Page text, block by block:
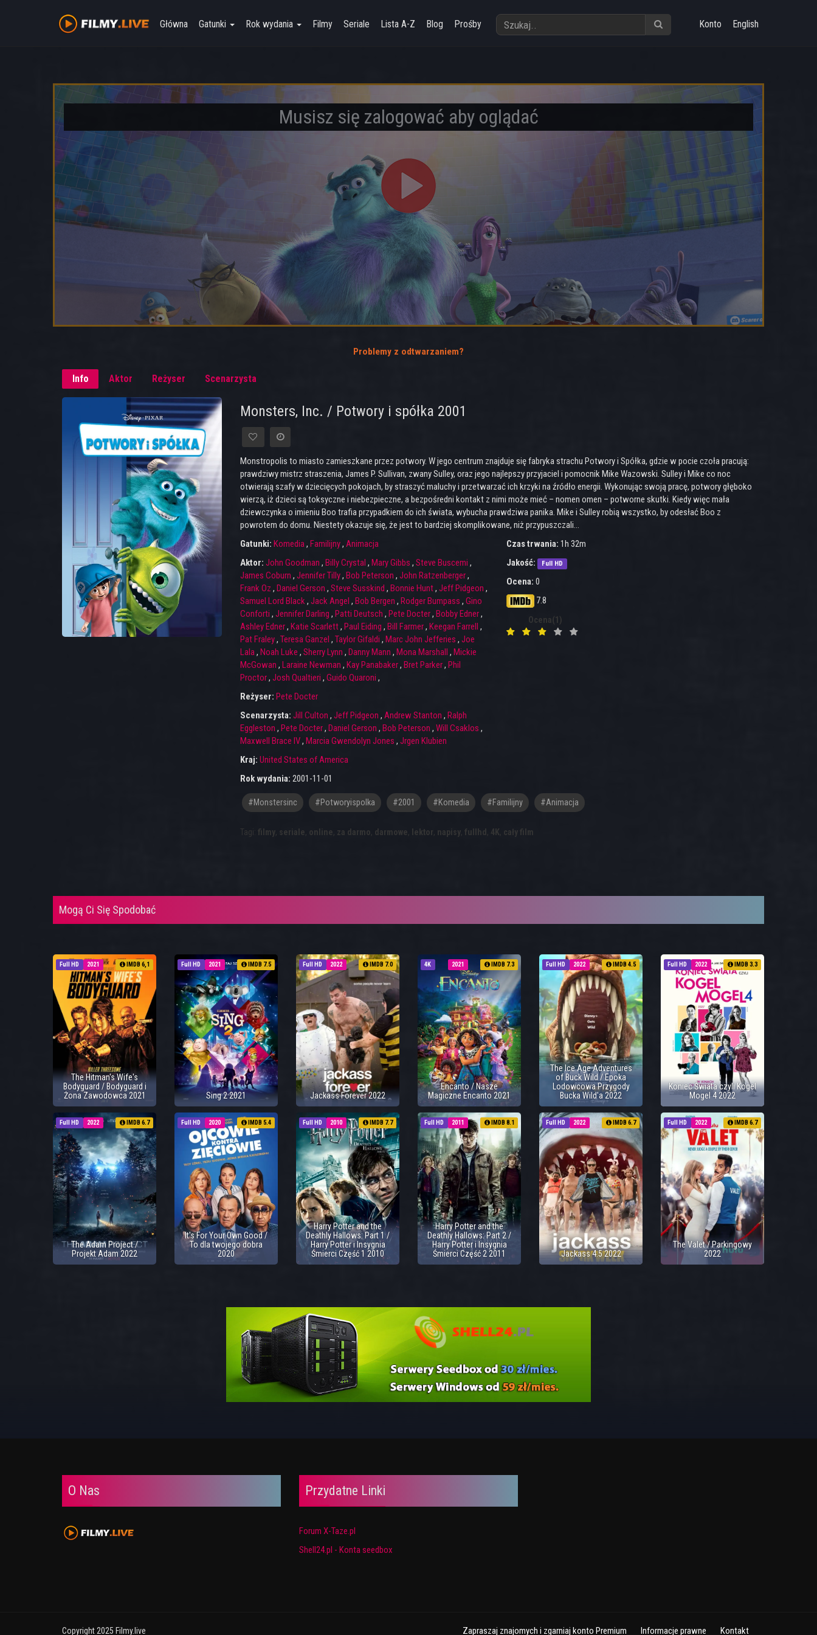
Główna Gatunki Rok wydania Filmy Seriale Lista A-Z Blog Prośby Konto English
Musisz się zalogować aby oglądać
Problemy z odtwarzaniem?
Info Aktor Reżyser Scenarzysta
Monsters, Inc. / Potwory i spółka 2001
Monstropolis to miasto zamieszkane przez potwory. W jego centrum znajduje się fabryka strachu Potwory i Spółka, gdzie w pocie czoła pracują:
prawdziwy mistrz straszenia, James P. Sullivan, zwany Sulley, oraz jego najlepszy przyjaciel i pomocnik Mike Wazowski. Sulley i Mike co noc
otwierają szafy w dziecięcych pokojach, by straszyć maluchy i przetwarzać ich krzyki na źródło energii. Wykonując swoją pracę, potwory głęboko
wierzą, iż dzieci są toksyczne i niebezpieczne, a bezpośredni kontakt z nimi może mieć – nomen omen – potworne skutki. Kiedy więc mała
dziewczynka o imieniu Boo trafia przypadkiem do ich świata, wybucha prawdziwa panika. Mike i Sulley robią wszystko, by odesłać Boo z
powrotem do domu. Niestety okazuje się, że jest to bardziej skomplikowane, niż przypuszczali…
Gatunki: Komedia, Familijny, Animacja
Aktor: John Goodman , Billy Crystal , Mary Gibbs , Steve Buscemi ,
James Coburn , Jennifer Tilly, Bob Peterson , John Ratzenberger,
Frank Oz , Daniel Gerson , Steve Susskind , Bonnie Hunt, Jeff Pidgeon ,
Samuel Lord Black, Jack Angel , Bob Bergen , Rodger Bumpass , Gino
Conforti , Jennifer Darling , Patti Deutsch , Pete Docter, Bobby Edner,
Ashley Edner, Katie Scarlett, Paul Eiding , Bill Farmer, Keegan Farrell ,
Pat Fraley, Teresa Ganzel , Taylor Gifaldi , Marc John Jefferies , Joe
Lala, Noah Luke , Sherry Lynn , Danny Mann , Mona Marshall , Mickie
McGowan , Laraine Newman , Kay Panabaker, Bret Parker, Phil
Proctor, Josh Qualtieri , Guido Quaroni ,
Reżyser: Pete Docter
Scenarzysta: Jill Culton , Jeff Pidgeon , Andrew Stanton , Ralph
Eggleston , Pete Docter, Daniel Gerson , Bob Peterson , Will Csaklos ,
Maxwell Brace IV, Marcia Gwendolyn Jones , Jrgen Klubien
Kraj: United States of America
Rok wydania: 2001-11-01
Czas trwania: 1h 32m
Jakość:
Full HD
Ocena: 0
7.8
Ocena(1)
#monstersinc #potworyispolka #2001 #Komedia #Familijny #Animacja
Tagi: filmy, seriale, online, za darmo, darmowe, lektor, napisy, fullhd , 4K, cały film
Mogą Ci Się Spodobać
Full HD 2021 IMDB 6,1
The Hitman's Wife's
Bodyguard / Bodyguard i
Żona Zawodowca 2021
Full HD 2021 IMDB 7.5
Sing 2 2021
Full HD 2022 IMDB 7.0
Jackass Forever 2022
4K 2021 IMDB 7.3
Encanto / Nasze
Magiczne Encanto 2021
Full HD 2022 IMDB 4.5
The Ice Age Adventures
of Buck Wild / Epoka
Lodowcowa Przygody
Bucka Wild'a 2022
Full HD 2022 IMDB 3.3
Koniec Świata czyli Kogel
Mogel 4 2022
Full HD 2022 IMDB 6.7
The Adam Project /
Projekt Adam 2022
Full HD 2020 IMDB 5.4
It's For Your Own Good /
To dla twojego dobra
2020
Full HD 2010 IMDB 7.7
Harry Potter and the
Deathly Hallows: Part 1 /
Harry Potter i Insygnia
Śmierci Część 1 2010
Full HD 2011 IMDB 8.1
Harry Potter and the
Deathly Hallows: Part 2 /
Harry Potter i Insygnia
Śmierci Część 2 2011
Full HD 2022 IMDB 6.7
Jackass 4.5 2022
Full HD 2022 IMDB 6.7
The Valet / Parkingowy
2022
O Nas Przydatne Linki
Forum X-Taze.pl
Shell24.pl - Konta seedbox
Copyright 2025 Filmy.live Zapraszaj znajomych i zgarniaj konto Premium Informacje prawne Kontakt